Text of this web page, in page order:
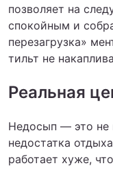
позволяет на
спокойным и
перезагрузка»
тильт не
Реальная
Недосып — это не
недостатка
работает хуже,